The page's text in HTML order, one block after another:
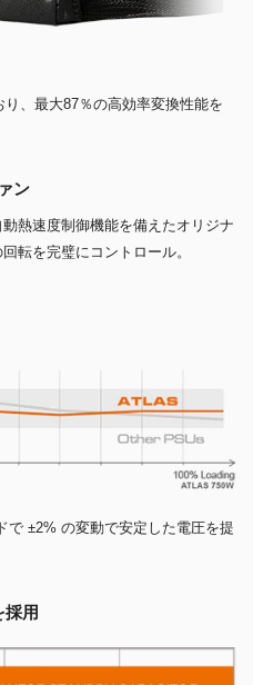
、最大87％の高効率変換性能を
ン
熱速度制御機能を備えたオリジナ
転を完璧にコントロール。
で ±2% の変動で安定した電圧を提
採用